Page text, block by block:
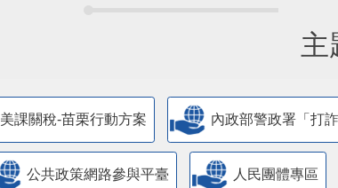
主
美課關稅-苗栗行動方案 內政部警政署「打詐
公共政策網路參與平臺 人民團體專區